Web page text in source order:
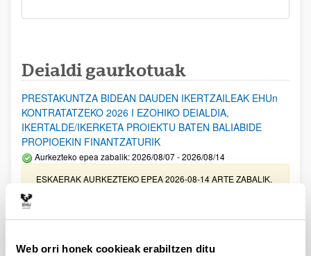
Web orri honek cookieak erabiltzen ditu
Deialdi gaurkotuak
PRESTAKUNTZA BIDEAN DAUDEN IKERTZAILEAK EHUn
KONTRATATZEKO 2026 I EZOHIKO DEIALDIA,
IKERTALDE/IKERKETA PROIEKTU BATEN BALIABIDE
PROPIOEKIN FINANTZATURIK
Aurkezteko epea zabalik: 2026/08/07 - 2026/08/14
ESKAERAK AURKEZTEKO EPEA 2026-08-14 ARTE ZABALIK.
UPV/EHUn Azpiegitura Zientifikoa eta Funts Bibliografikoak